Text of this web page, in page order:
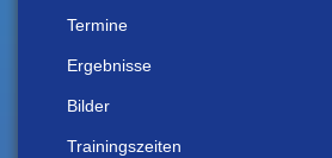
Termine
Ergebnisse
Bilder
Trainingszeiten